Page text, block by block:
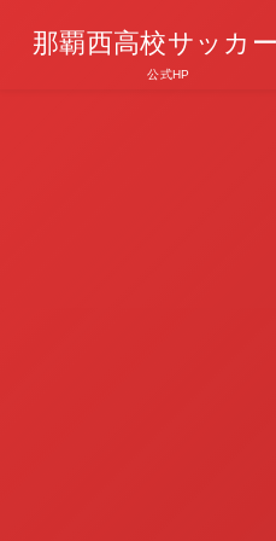
那覇西高校サッカ
公式HP